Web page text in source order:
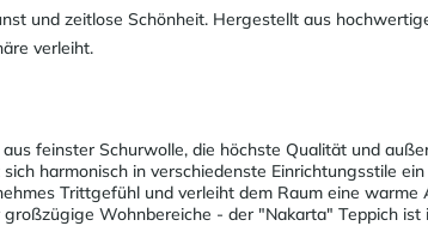
und zeitlose Schönheit. Hergestellt aus
verleiht.
feinster Schurwolle, die höchste Qualität und
harmonisch in verschiedenste Einrichtungsstile
Trittgefühl und verleiht dem Raum eine warme
Wohnbereiche - der "Nakarta" Teppich ist